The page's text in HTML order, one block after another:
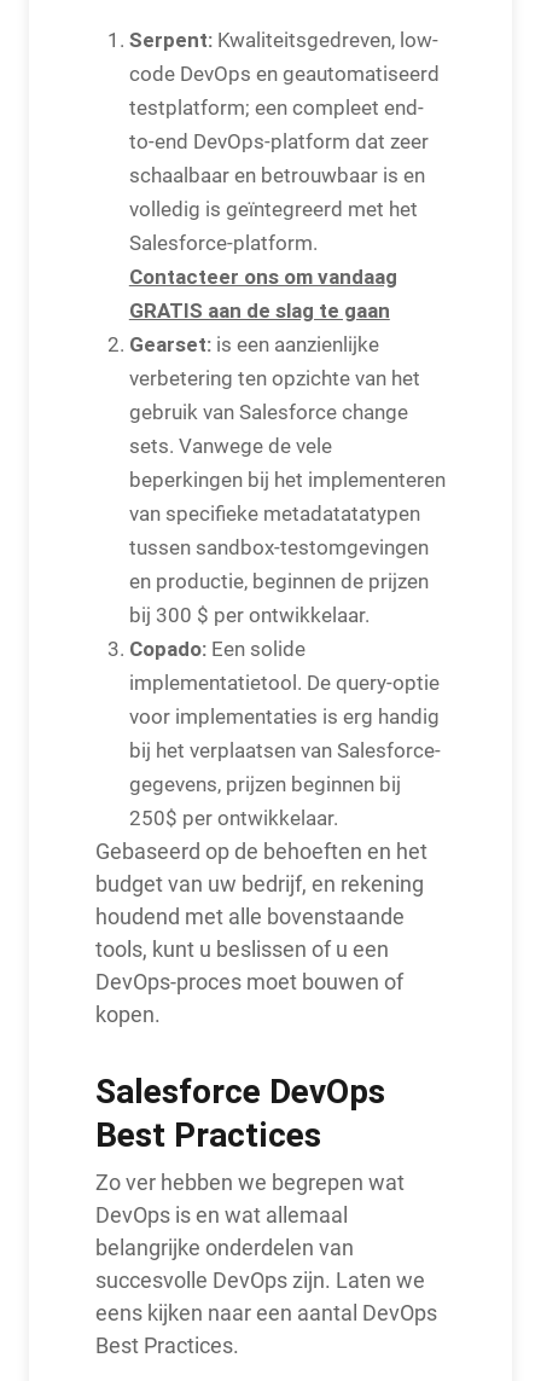
Serpent:Kwaliteitsgedreven, low-
code DevOps en geautomatiseerd
testplatform; een compleet end-
to-end DevOps-platform dat zeer
schaalbaar en betrouwbaar is en
volledig is geïntegreerd met het
Salesforce-platform.
Contacteer ons om vandaag
GRATIS aan de slag te gaan
Gearset: is een aanzienlijke
verbetering ten opzichte van het
gebruik van Salesforce change
sets. Vanwege de vele
beperkingen bij het implementeren
van specifieke metadatatatypen
tussen sandbox-testomgevingen
en productie, beginnen de prijzen
bij 300 $ per ontwikkelaar.
Copado: Een solide
implementatietool. De query-optie
voor implementaties is erg handig
bij het verplaatsen van Salesforce-
gegevens, prijzen beginnen bij
250$ per ontwikkelaar.
Gebaseerd op de behoeften en het
budget van uw bedrijf, en rekening
houdend met alle bovenstaande
tools, kunt u beslissen of u een
DevOps-proces moet bouwen of
kopen.
Salesforce DevOps
Best Practices
Zo ver hebben we begrepen wat
DevOps is en wat allemaal
belangrijke onderdelen van
succesvolle DevOps zijn. Laten we
eens kijken naar een aantal DevOps
Best Practices.